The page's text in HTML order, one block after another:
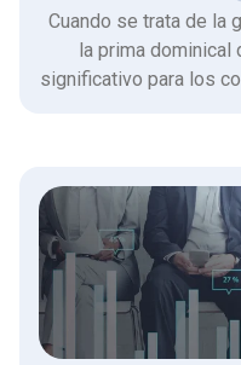
Cuando se trata de la
la prima
significativo para los